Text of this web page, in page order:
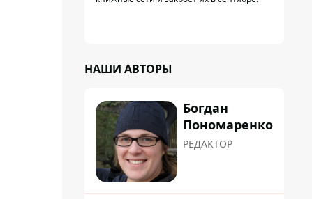
НАШИ АВТОРЫ
Богдан
Пономаренко
РЕДАКТОР